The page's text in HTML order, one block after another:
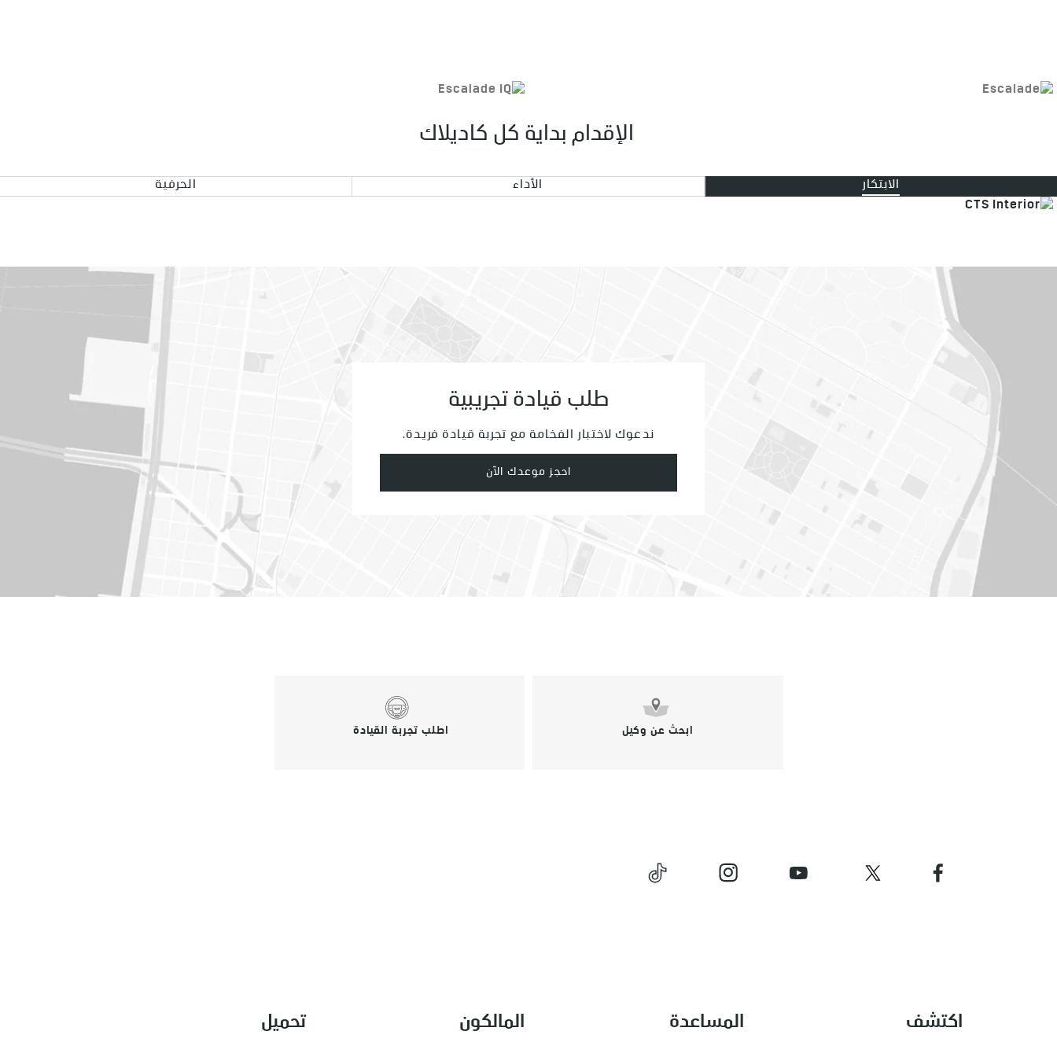
الابتكار الأداء الحرفية
ريادة في الابتكار
المستقبل، نضعه اليوم بين يديك. أحدث الابتكارات
التكنولوجية وأكثرها تقدماً بدأت تجد طريقها إلى سيارات
كاديلاك التي سيتم تزويدها بنظام قيادة ذاتية وخاصية
التواصل بين المركبات.
اكتشف الابتكار
طلب قيادة تجريبية
ندعوك لاختبار الفخامة مع تجربة قيادة فريدة.
احجز موعدك الآن
ابحث عن وكيل اطلب تجربة القيادة